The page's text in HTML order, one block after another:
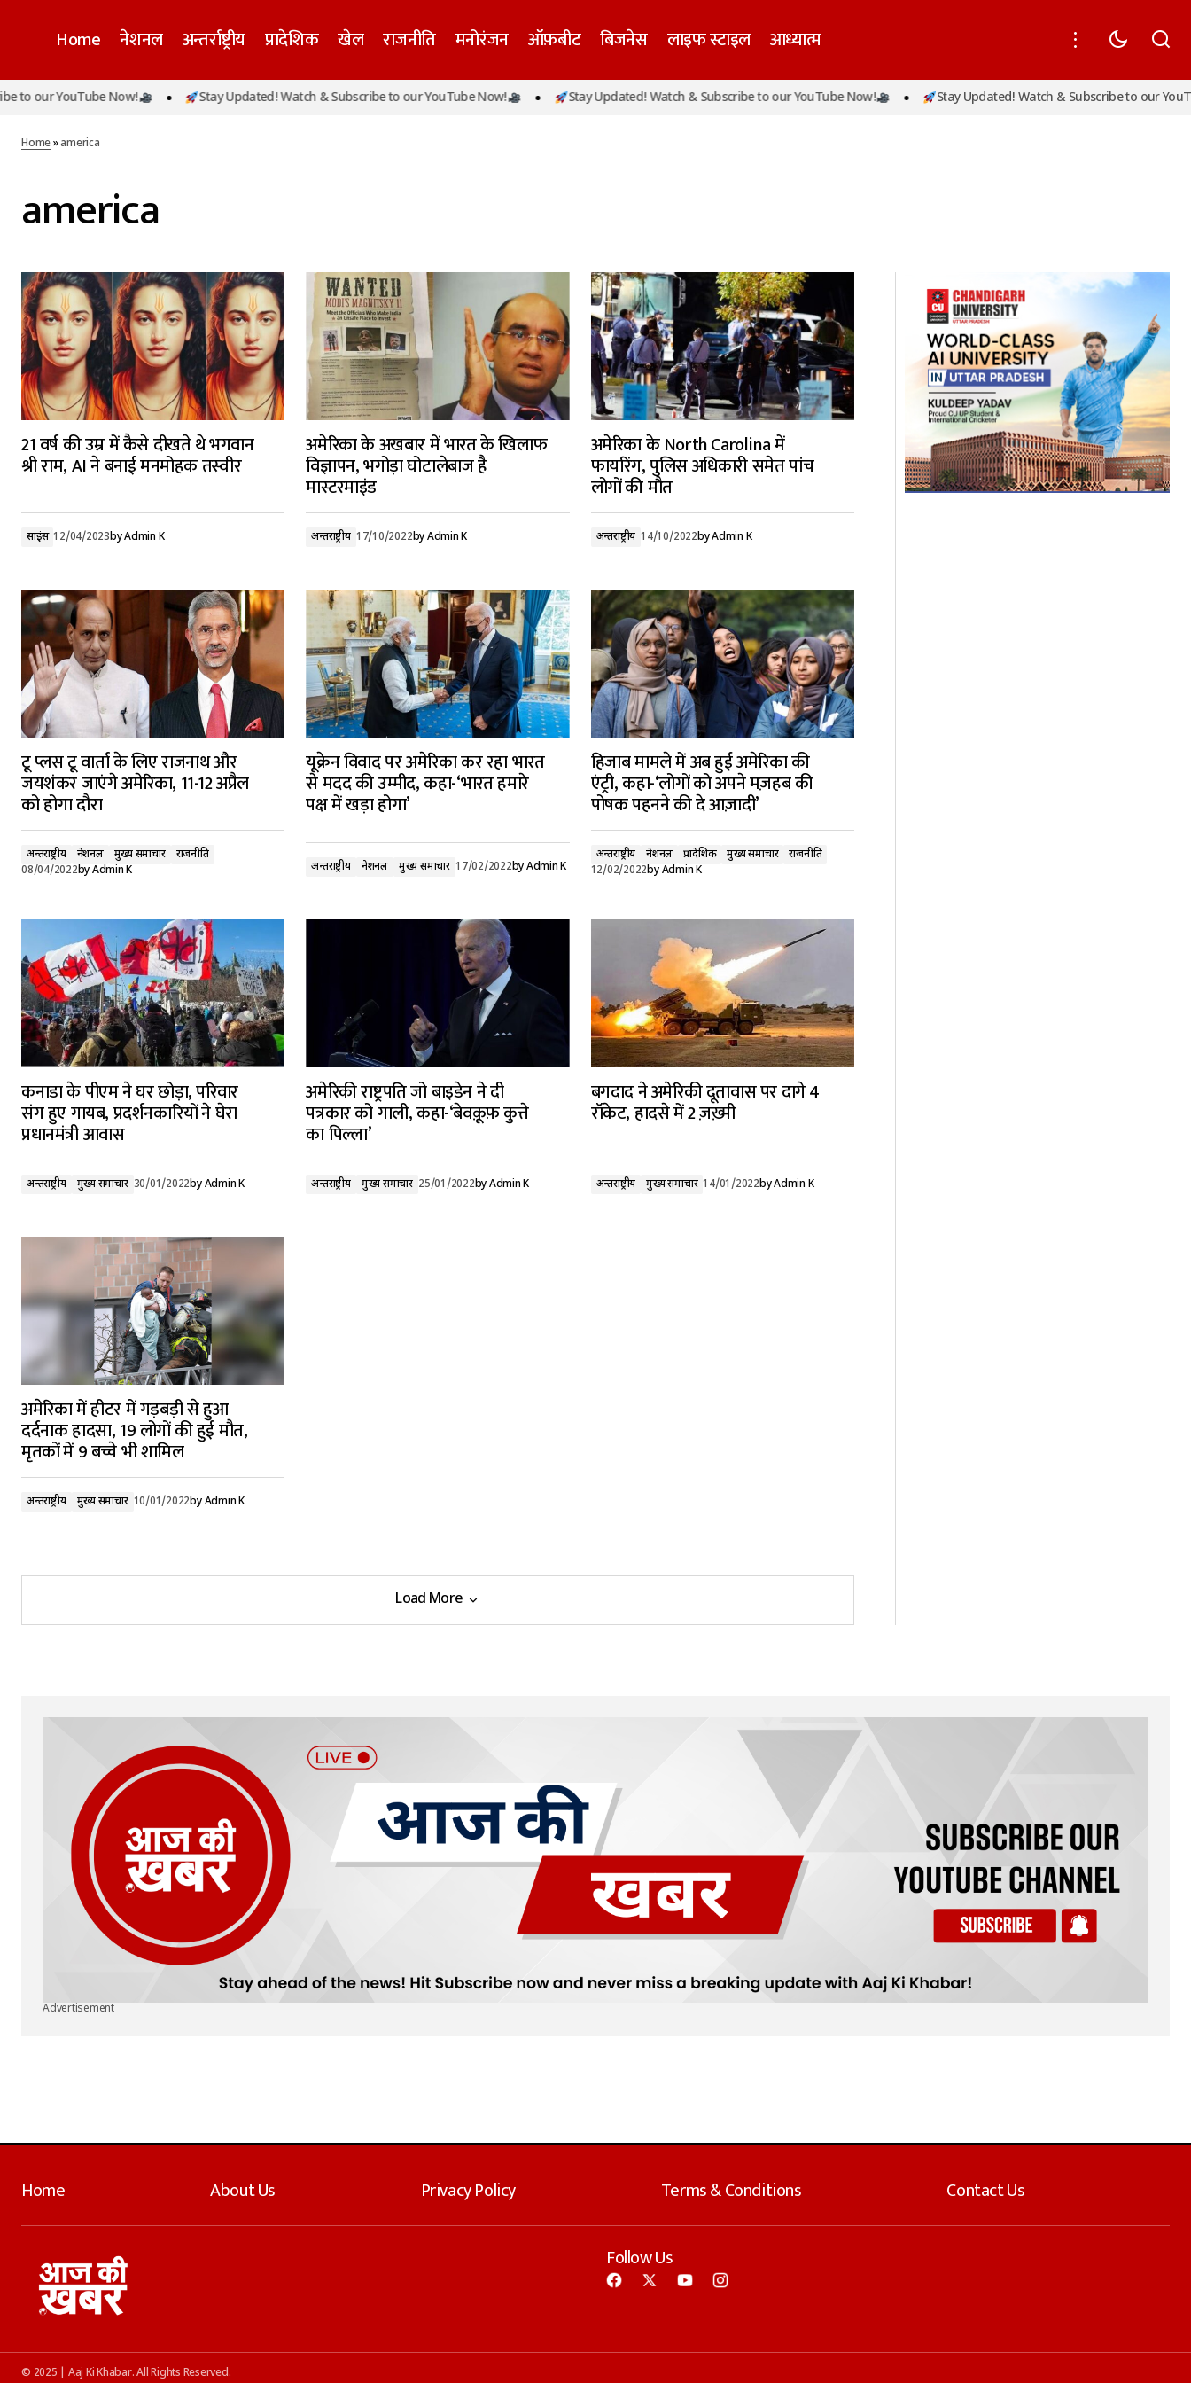
Home नेशनल अन्तर्राष्ट्रीय प्रादेशिक खेल राजनीति मनोरंजन ऑफ़बीट बिजनेस लाइफ स्टाइल आध्यात्म
YouTube Now! Stay Updated! Watch & Subscribe to our YouTube Now! Stay Updated! Watch & Subscribe to our YouTube Now! Stay Updated! Watch & Subscribe to our YouTube
Home»america
america
21 वर्ष की उम्र में कैसे दीखते थे भगवान
श्री राम, AI ने बनाई मनमोहक तस्वीर
साइंस 12/04/2023byAdmin K
अमेरिका के अखबार में भारत के खिलाफ
विज्ञापन, भगोड़ा घोटालेबाज है
मास्टरमाइंड
अन्तर्राष्ट्रीय 17/10/2022byAdmin K
अमेरिका के North Carolina में
फायरिंग, पुलिस अधिकारी समेत पांच
लोगों की मौत
अन्तर्राष्ट्रीय 14/10/2022byAdmin K
टू प्लस टू वार्ता के लिए राजनाथ और
जयशंकर जाएंगे अमेरिका, 11-12 अप्रैल
को होगा दौरा
अन्तर्राष्ट्रीय नेशनल मुख्य समाचार
राजनीति
08/04/2022byAdmin K
यूक्रेन विवाद पर अमेरिका कर रहा भारत
से मदद की उम्मीद, कहा-‘भारत हमारे
पक्ष में खड़ा होगा’
अन्तर्राष्ट्रीय नेशनल मुख्य समाचार 17/02/2022byAdmin K
हिजाब मामले में अब हुई अमेरिका की
एंट्री, कहा-‘लोगों को अपने मज़हब की
पोषक पहनने की दे आज़ादी’
अन्तर्राष्ट्रीय नेशनल प्रादेशिक मुख्य समाचार
राजनीति
12/02/2022by Admin K
कनाडा के पीएम ने घर छोड़ा, परिवार
संग हुए गायब, प्रदर्शनकारियों ने घेरा
प्रधानमंत्री आवास
अन्तर्राष्ट्रीय मुख्य समाचार 30/01/2022by Admin K
अमेरिकी राष्ट्रपति जो बाइडेन ने दी
पत्रकार को गाली, कहा-‘बेवक़ूफ़ कुत्ते
का पिल्ला’
अन्तर्राष्ट्रीय मुख्य समाचार 25/01/2022byAdmin K
बगदाद ने अमेरिकी दूतावास पर दागे 4
रॉकेट, हादसे में 2 ज़ख़्मी
अन्तर्राष्ट्रीय मुख्य समाचार 14/01/2022byAdmin K
अमेरिका में हीटर में गड़बड़ी से हुआ
दर्दनाक हादसा, 19 लोगों की हुई मौत,
मृतकों में 9 बच्चे भी शामिल
अन्तर्राष्ट्रीय मुख्य समाचार 10/01/2022by Admin K
Load More
Load More
Advertisement
Home About Us Privacy Policy Terms & Conditions Contact Us
Follow Us
© 2025 | Aaj Ki Khabar. All Rights Reserved.